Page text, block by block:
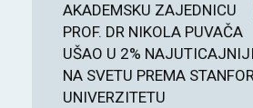
AKADEMSKU ZAJEDNICU
PROF. DR NIKOLA PUVAČA
UŠAO U 2%
NA SVETU PREMA
UNIVERZITETU